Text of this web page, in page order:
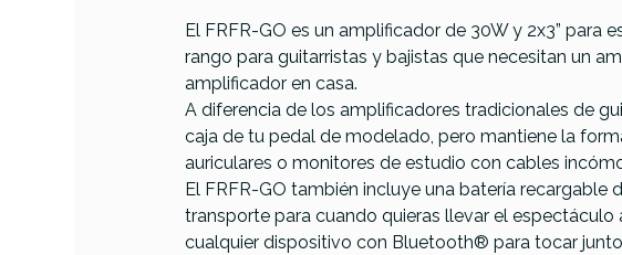
El FRFR-GO es un amplificador de 30W y 2x3”
rango para guitarristas y bajistas que necesitan un
amplificador en casa.
A diferencia de los amplificadores tradicionales de
caja de tu pedal de modelado, pero mantiene la
auriculares o monitores de estudio con cables
El FRFR-GO también incluye una batería
transporte para cuando quieras llevar el
cualquier dispositivo con Bluetooth® para tocar
ReferenciaAMPLGUIHED001